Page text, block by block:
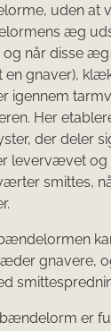
uden at
æg
når disse
gnaver),
igennem
Her
der deler
levervævet og
smittes,
gnavere,
er